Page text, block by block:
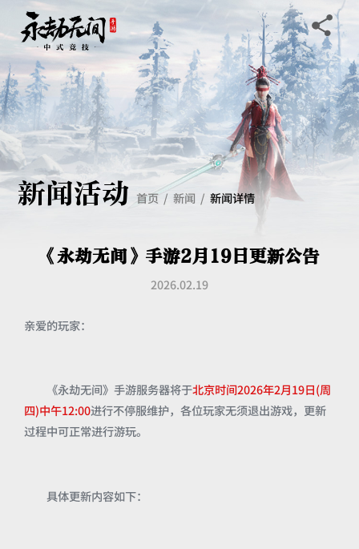
新闻活动 首页 新闻 新闻详情
《永劫无间》手游2月19日更新公告
2026.02.19
亲爱的玩家：
《永劫无间》手游服务器将于北京时间2026年2月19日(周
四)中午12:00进行不停服维护，各位玩家无须退出游戏，更新
过程中可正常进行游玩。
具体更新内容如下：